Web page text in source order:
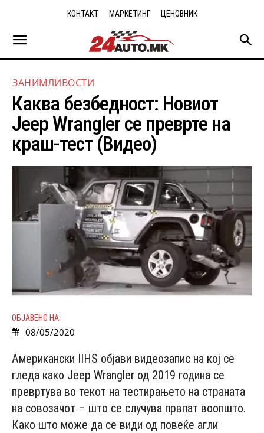
КОНТАКТ МАРКЕТИНГ ЦЕНОВНИК
ЗАНИМЛИВОСТИ
Каква безбедност: Новиот
Jeep Wrangler се преврте на
краш-тест (Видео)
ОБЈАВЕНО НА:
08/05/2020
Американски IIHS објави видеозапис на кој се
гледа како Jeep Wrangler од 2019 година се
превртува во текот на тестирањето на страната
на совозачот – што се случува првпат воопшто.
Како што може да се види од повеќе агли